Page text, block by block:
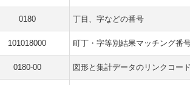
0180 丁目、字などの番号
101018000 町丁・字等別結果マッチング番
0180-00 図形と集計データのリンクコード